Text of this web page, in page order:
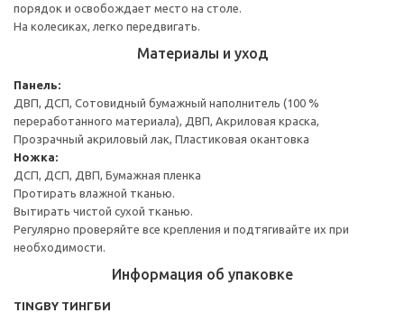
порядок и освобождает место на столе.
На колесиках, легко передвигать.
Материалы и уход
Панель:
ДВП, ДСП, Сотовидный бумажный наполнитель (100 %
переработанного материала), ДВП, Акриловая краска,
Прозрачный акриловый лак, Пластиковая окантовка
Ножка:
ДСП, ДСП, ДВП, Бумажная пленка
Протирать влажной тканью.
Вытирать чистой сухой тканью.
Регулярно проверяйте все крепления и подтягивайте их при
необходимости.
Информация об упаковке
TINGBY ТИНГБИ